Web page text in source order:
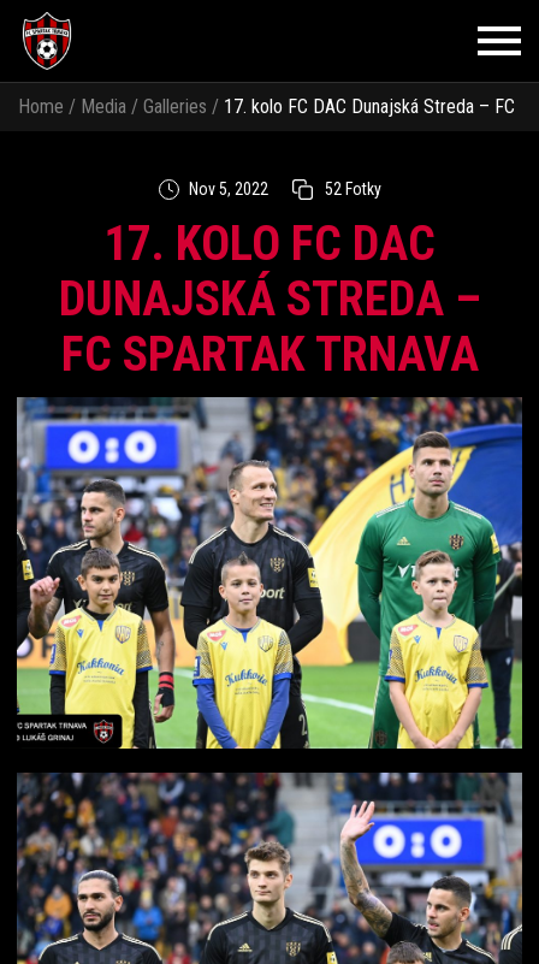
Home / Media / Galleries / 17. kolo FC DAC Dunajská Streda – FC
Nov 5, 2022 52 Fotky
17. KOLO FC DAC
DUNAJSKÁ STREDA –
FC SPARTAK TRNAVA